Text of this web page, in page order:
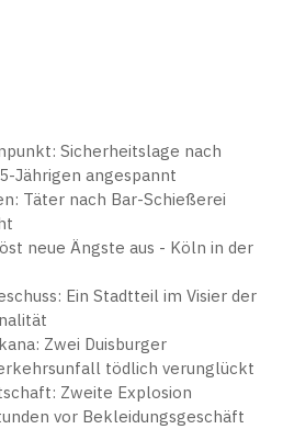
Sicherheitslage nach
Jährigen angespannt
Täter nach Bar-Schießerei
neue Ängste aus - Köln in der
Ein Stadtteil im Visier der
Zwei Duisburger
tödlich verunglückt
Zweite Explosion
vor Bekleidungsgeschäft